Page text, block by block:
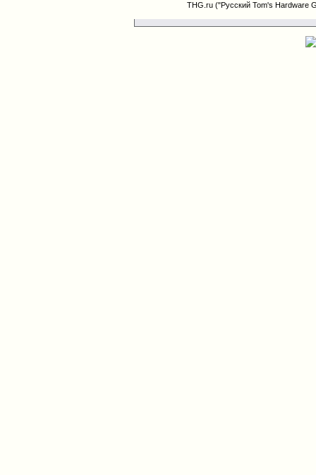
THG.ru ("Русский Tom's Hardware